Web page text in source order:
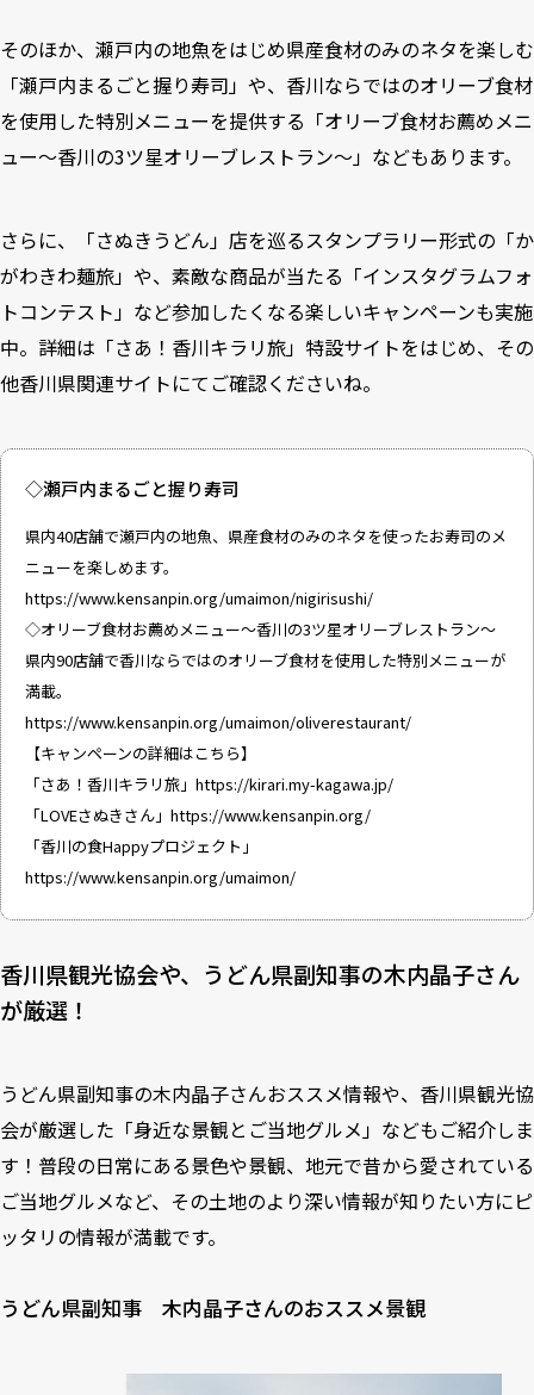
そのほか、瀬戸内の地魚をはじめ県産食材のみのネタを楽しむ
「瀬戸内まるごと握り寿司」や、香川ならではのオリーブ食材
を使用した特別メニューを提供する「オリーブ食材お薦めメニ
ュー～香川の3ツ星オリーブレストラン～」などもあります。
さらに、「さぬきうどん」店を巡るスタンプラリー形式の「か
がわきわ麺旅」や、素敵な商品が当たる「インスタグラムフォ
トコンテスト」など参加したくなる楽しいキャンペーンも実施
中。詳細は「さあ！香川キラリ旅」特設サイトをはじめ、その
他香川県関連サイトにてご確認くださいね。
◇瀬戸内まるごと握り寿司
県内40店舗で瀬戸内の地魚、県産食材のみのネタを使ったお寿司のメ
ニューを楽しめます。
https://www.kensanpin.org/umaimon/nigirisushi/
◇オリーブ食材お薦めメニュー～香川の3ツ星オリーブレストラン～
県内90店舗で香川ならではのオリーブ食材を使用した特別メニューが
満載。
https://www.kensanpin.org/umaimon/oliverestaurant/
【キャンペーンの詳細はこちら】
「さあ！香川キラリ旅」 https://kirari.my-kagawa.jp/
「LOVEさぬきさん」 https://www.kensanpin.org/
「香川の食Happyプロジェクト」
https://www.kensanpin.org/umaimon/
香川県観光協会や、うどん県副知事の木内晶子さん
が厳選！
うどん県副知事の木内晶子さんおススメ情報や、香川県観光協
会が厳選した「身近な景観とご当地グルメ」などもご紹介しま
す！普段の日常にある景色や景観、地元で昔から愛されている
ご当地グルメなど、その土地のより深い情報が知りたい方にピ
ッタリの情報が満載です。
うどん県副知事 木内晶子さんのおススメ景観